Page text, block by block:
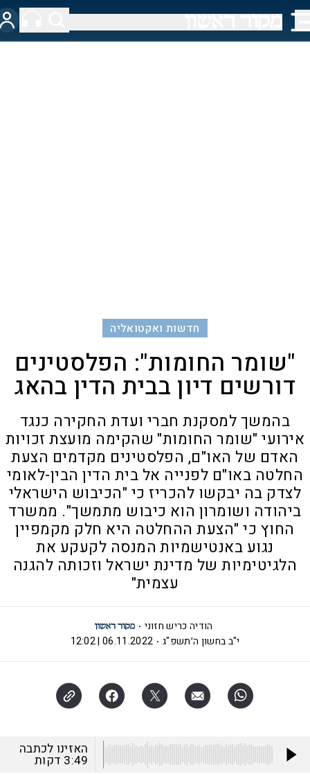
חדשות ואקטואליה
"שומר החומות": הפלסטינים
דורשים דיון בבית הדין בהאג
בהמשך למסקנת חברי ועדת החקירה כנגד
אירועי "שומר החומות" שהקימה מועצת זכויות
האדם של האו"ם, הפלסטינים מקדמים הצעת
החלטה באו"ם לפנייה אל בית הדין הבין-לאומי
לצדק בה יבקשו להכריז כי "הכיבוש הישראלי
ביהודה ושומרון הוא כיבוש מתמשך". ממשרד
החוץ כי "הצעת ההחלטה היא חלק מקמפיין
נגוע באנטישמיות המנסה לקעקע את
הלגיטימיות של מדינת ישראל וזכותה להגנה
עצמית"
הודיה כריש חזוני
י"ב בחשון ה׳תשפ"ג
06.11.2022 | 12:02
האזינו לכתבה
3:49 דקות